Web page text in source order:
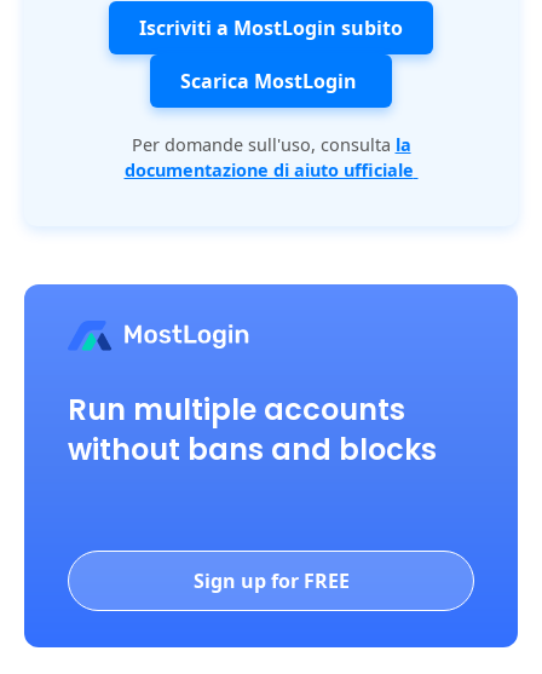
Iscriviti a MostLogin subito
Scarica MostLogin
Per domande sull'uso, consulta la
documentazione di aiuto ufficiale
Run multiple accounts
without bans and blocks
Sign up for FREE